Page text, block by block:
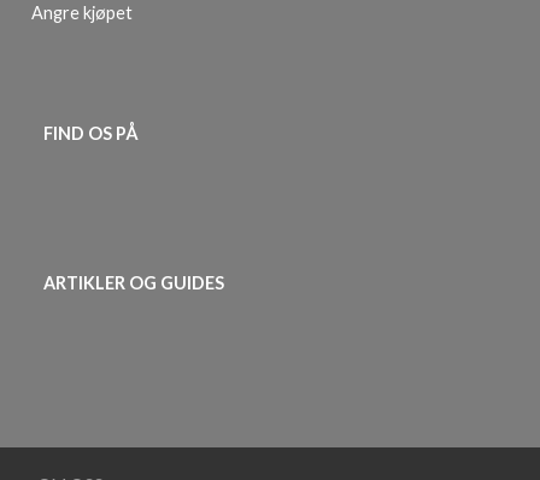
Angre kjøpet
FIND OS PÅ
ARTIKLER OG GUIDES